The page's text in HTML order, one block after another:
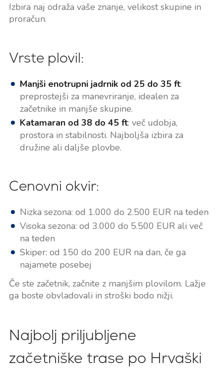
Izbira naj odraža vaše znanje, velikost skupine in
proračun.
Vrste plovil:
Manjši enotrupni jadrnik od 25 do 35 ft:
preprostejši za manevriranje, idealen za
začetnike in manjše skupine.
Katamaran od 38 do 45 ft: več udobja,
prostora in stabilnosti. Najboljša izbira za
družine ali daljše plovbe.
Cenovni okvir:
Nizka sezona: od 1.000 do 2.500 EUR na teden
Visoka sezona: od 3.000 do 5.500 EUR ali več
na teden
Skiper: od 150 do 200 EUR na dan, če ga
najamete posebej
Če ste začetnik, začnite z manjšim plovilom. Lažje
ga boste obvladovali in stroški bodo nižji.
Najbolj priljubljene
začetniške trase po Hrvaški